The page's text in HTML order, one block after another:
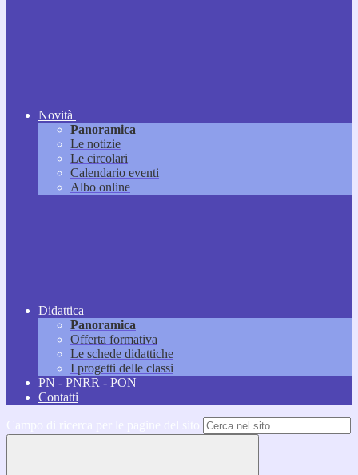
Novità
Panoramica
Le notizie
Le circolari
Calendario eventi
Albo online
Didattica
Panoramica
Offerta formativa
Le schede didattiche
I progetti delle classi
PN - PNRR - PON
Contatti